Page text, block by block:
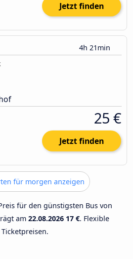
Jetzt finden
4h 21min
25 €
Jetzt finden
für morgen anzeigen
für den günstigsten Bus von
am 22.08.2026 17 €. Flexible